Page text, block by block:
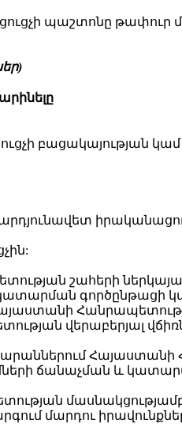
պաշտոնը թափուր
բացակայության
արդյունավետ
շահերի
կատարման գործընթացի
վերաբերյալ
ճանաչման և
մասնակցությամբ
մարդու